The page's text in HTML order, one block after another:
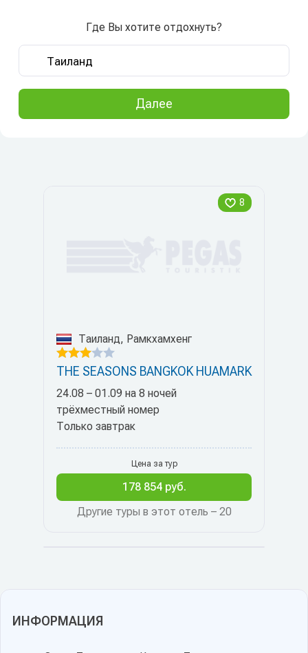
ИНФОРМАЦИЯ
Где Вы хотите отдохнуть?
Далее
8
Таиланд, Рамкхамхенг
THE SEASONS BANGKOK HUAMARK
24.08 – 01.09 на 8 ночей
трёхместный номер
Только завтрак
Другие туры в этот отель – 20
Цена за тур
178 854 руб.